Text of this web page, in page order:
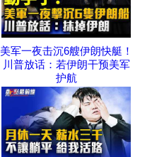
美军一夜击沉6艘伊朗快艇！
川普放话：若伊朗干预美军
护航